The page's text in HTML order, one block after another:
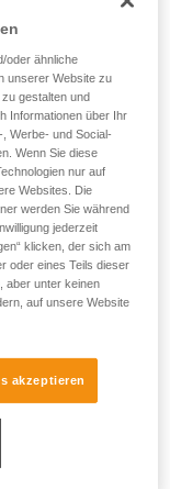
oder ähnliche
unserer Website zu
gestalten und
Informationen über Ihr
Werbe- und Social-
Wenn Sie diese
nur auf
Websites. Die
werden Sie während
jederzeit
klicken, der sich am
oder eines Teils dieser
aber unter keinen
auf unsere Website
akzeptieren